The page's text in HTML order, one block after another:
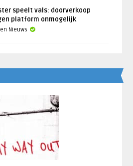
speelt vals: doorverkoop
platform onmogelijk
Nieuws